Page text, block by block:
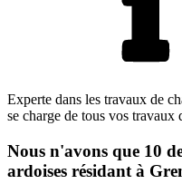
Experte dans les travaux de
se charge de tous vos
Nous n'avons que 10
ardoises résidant à